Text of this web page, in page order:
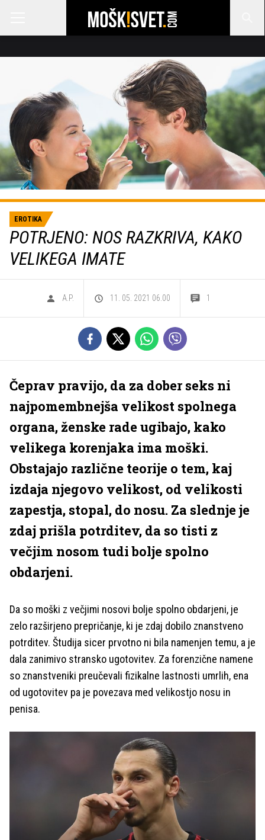
EROTIKA
POTRJENO: NOS RAZKRIVA, KAKO
VELIKEGA IMATE
A.P. 11. 05. 2021 06.00 1
Čeprav pravijo, da za dober seks ni
najpomembnejša velikost spolnega
organa, ženske rade ugibajo, kako
velikega korenjaka ima moški.
Obstajajo različne teorije o tem, kaj
izdaja njegovo velikost, od velikosti
zapestja, stopal, do nosu. Za slednje je
zdaj prišla potrditev, da so tisti z
večjim nosom tudi bolje spolno
obdarjeni.
Da so moški z večjimi nosovi bolje spolno obdarjeni, je
zelo razširjeno prepričanje, ki je zdaj dobilo znanstveno
potrditev. Študija sicer prvotno ni bila namenjen temu, a je
dala zanimivo stransko ugotovitev. Za forenzične namene
so znanstveniki preučevali fizikalne lastnosti umrlih, ena
od ugotovitev pa je povezava med velikostjo nosu in
penisa.